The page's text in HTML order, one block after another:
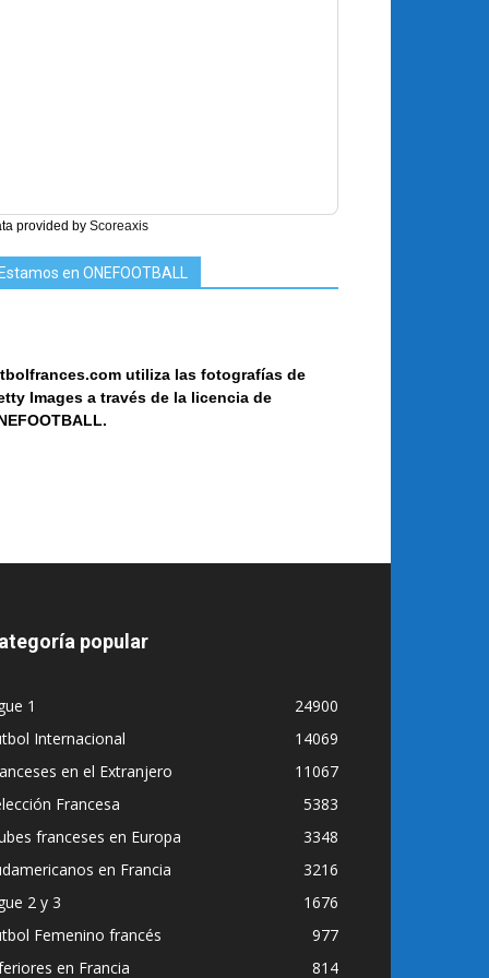
provided by Scoreaxis
Estamos en ONEFOOTBALL
utiliza las fotografías de
Images a través de la licencia de
OOTBALL.
popular
1
24900
Internacional
14069
en el Extranjero
11067
Francesa
5383
franceses en Europa
3348
en Francia
3216
2 y 3
1676
Femenino francés
977
en Francia
814